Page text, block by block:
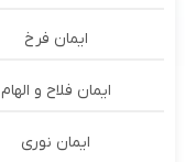
ایمان فرخ
ایمان فلاح و الهام
ایمان نوری